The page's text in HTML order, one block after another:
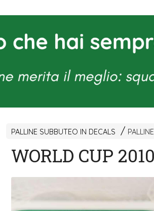
PALLINE SUBBUTEO IN DECALS
WORLD CUP